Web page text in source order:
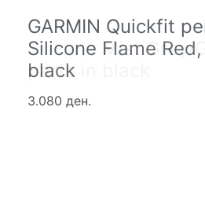
GARMIN Quickfit
Silicone Flame
black
3.080 ден.
GARMIN Quickfit
Silicone Mist Grey/
parts in black
3.080 ден.